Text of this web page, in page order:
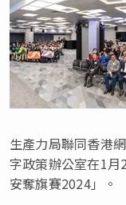
生產力局聯同香港
字政策辦公室在1
安奪旗賽2024」。